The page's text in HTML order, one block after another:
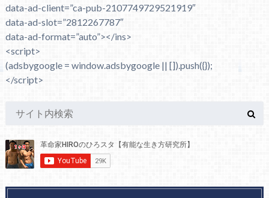
data-ad-client=”ca-pub-2107749729521919″
data-ad-slot=”2812267787″
data-ad-format=”auto”></ins>
<script>
(adsbygoogle = window.adsbygoogle || []).push({});
</script>